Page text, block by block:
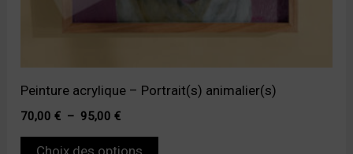
Peinture acrylique – Portrait(s) animalier(s)
70,00€ – 95,00€
la
du